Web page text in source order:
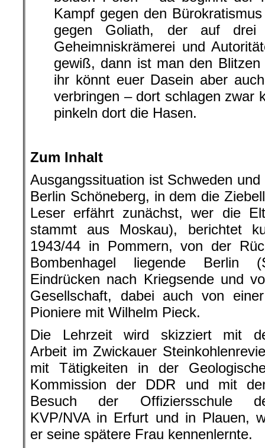
Kampf gegen den
gegen Goliath, der auf drei
Geheimniskrämerei und
gewiß, dann ist man den
ihr könnt euer Dasein aber
verbringen – dort schlagen zwar
pinkeln dort die Hasen.
Zum Inhalt
Ausgangssituation ist Schweden
Berlin Schöneberg, in dem die
Leser erfährt zunächst, wer die
stammt aus Moskau), berichtet
1943/44 in Pommern, von der
Bombenhagel liegende Berlin
Eindrücken nach Kriegsende und
Gesellschaft, dabei auch von
Pioniere mit Wilhelm Pieck.
Die Lehrzeit wird skizziert mit
Arbeit im Zwickauer
mit Tätigkeiten in der
Kommission der DDR und mit
Besuch der Offiziersschule
KVP/NVA in Erfurt und in Plauen,
er seine spätere Frau kennenlernte.